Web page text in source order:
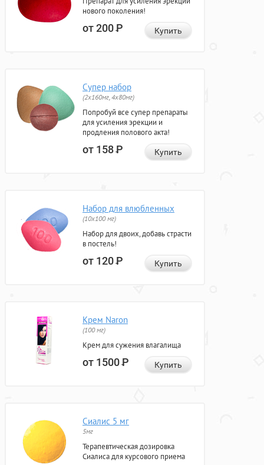
нового поколения!
от 200Р Купить
Супер набор
(2х160мг, 4х80мг)
Попробуй все супер препараты
для усиления эрекции и
продления полового акта!
от 158Р Купить
Набор для влюбленных
(10х100 мг)
Набор для двоих, добавь страсти
в постель!
от 120Р Купить
Крем Naron
(100 мг)
Крем для сужения влагалища
от 1500Р Купить
Сиалис 5 мг
5мг
Терапевтическая дозировка
Сиалиса для курсового приема